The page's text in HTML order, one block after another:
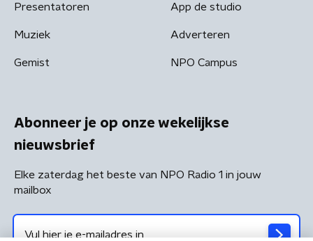
Presentatoren
Muziek
Gemist
App de studio
Adverteren
NPO Campus
Abonneer je op onze wekelijkse
nieuwsbrief
Elke zaterdag het beste van NPO Radio 1 in jouw
mailbox